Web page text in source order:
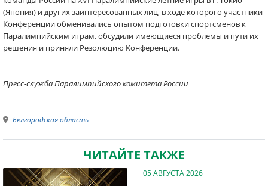
(Япония) и других заинтересованных лиц, в ходе которого участники
Конференции обменивались опытом подготовки спортсменов к
Паралимпийским играм, обсудили имеющиеся проблемы и пути их
решения и приняли Резолюцию Конференции.
Пресс-служба Паралимпийского комитета России
Белгородская область
ЧИТАЙТЕ ТАКЖЕ
05 АВГУСТА 2026